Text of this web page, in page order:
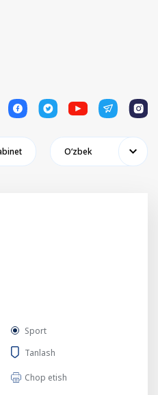
1 1 1 1 1
Oʻzbek
Sport
Tanlash
Chop etish